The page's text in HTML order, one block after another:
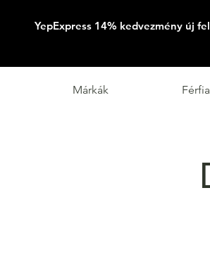
YepExpress 14% kedvezmény új
Márkák